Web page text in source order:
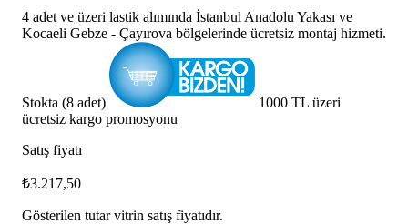
4 adet ve üzeri lastik alımında İstanbul Anadolu Yakası ve
Kocaeli Gebze - Çayırova bölgelerinde ücretsiz montaj hizmeti.
Stokta (8 adet)
1000 TL üzeri
ücretsiz kargo promosyonu
Satış fiyatı
₺3.217,50
Gösterilen tutar vitrin satış fiyatıdır.